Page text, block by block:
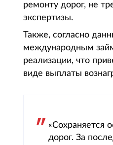
ремонту дорог, не
экспертизы.
Также, согласно
международным
реализации, что
виде выплаты
«Сохраняется
дорог. За